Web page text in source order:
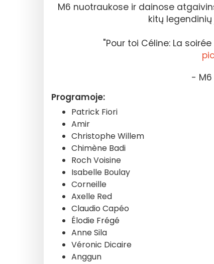
M6 nuotraukose ir dainose
kitų
"Pour toi Céline: La
- M6
Programoje:
Patrick Fiori
Amir
Christophe Willem
Chimène Badi
Roch Voisine
Isabelle Boulay
Corneille
Axelle Red
Claudio Capéo
Élodie Frégé
Anne Sila
Véronic Dicaire
Anggun